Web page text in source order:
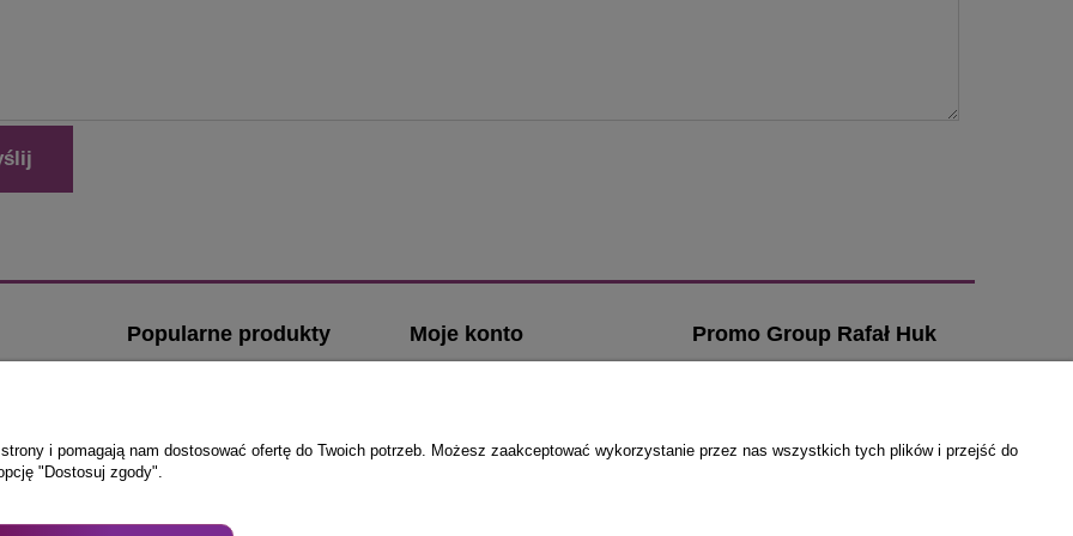
Popularne produkty
Klamki ze stali nierdzewnej
Klamki do drzwi zewnętrznych
zewnętrznych
Moje konto
Przechowalnia
Promo Group Rafał Huk
zamowienia@klamki-
drzwiowe.com
i pomagają nam dostosować ofertę do Twoich potrzeb. Możesz zaakceptować wykorzystanie przez nas wszystkich tych plików i przejść do
"Dostosuj zgody".